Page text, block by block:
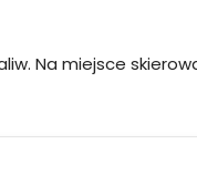
Na miejsce